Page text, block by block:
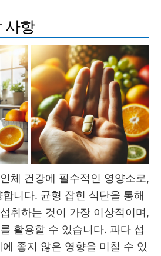
사항
체 건강에 필수적인 영양소로,
니다. 균형 잡힌 식단을 통해
취하는 것이 가장 이상적이며,
활용할 수 있습니다. 과다 섭
좋지 않은 영향을 미칠 수 있